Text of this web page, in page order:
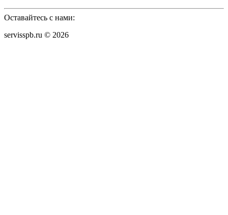
Оставайтесь с нами:
servisspb.ru © 2026